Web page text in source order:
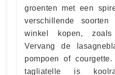
groenten met een
verschillende
winkel kopen, zoals
Vervang de
pompoen of
tagliatelle is